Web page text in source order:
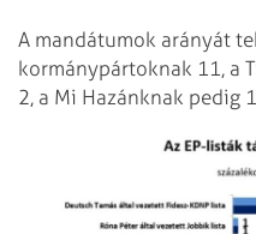
A mandátumok arányát
kormánypártoknak 11, a
2, a Mi Hazánknak pedig